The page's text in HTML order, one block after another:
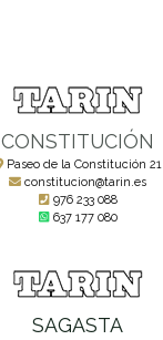
CONSTITUCIÓN
Paseo de la Constitución 21
constitucion@tarin.es
976 233 088
637 177 080
SAGASTA